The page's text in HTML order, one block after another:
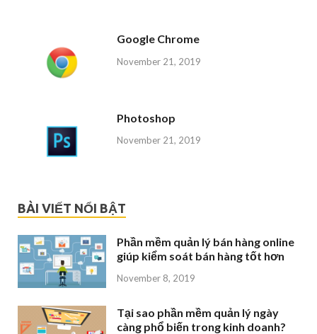
Google Chrome
November 21, 2019
Photoshop
November 21, 2019
BÀI VIẾT NỔI BẬT
Phần mềm quản lý bán hàng online
giúp kiểm soát bán hàng tốt hơn
November 8, 2019
Tại sao phần mềm quản lý ngày
càng phổ biến trong kinh doanh?